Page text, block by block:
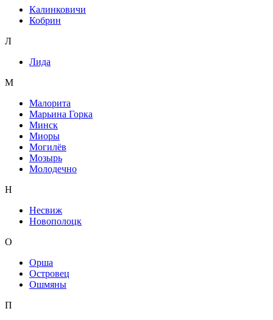
Калинковичи
Кобрин
Л
Лида
М
Малорита
Марьина Горка
Минск
Миоры
Могилёв
Мозырь
Молодечно
Н
Несвиж
Новополоцк
О
Орша
Островец
Ошмяны
П